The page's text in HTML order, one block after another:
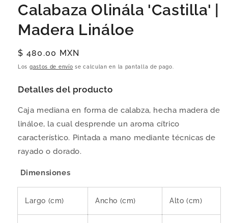
Calabaza Olinála 'Castilla' |
Madera Lináloe
Precio
habitual
$ 480.00 MXN
Los gastos de envío se calculan en la pantalla de pago.
Detalles del producto
Caja mediana en forma de calabza, hecha madera de
lináloe, la cual desprende un aroma cítrico
característico. Pintada a mano mediante técnicas de
rayado o dorado.
Dimensiones
Largo (cm) Ancho (cm) Alto (cm)